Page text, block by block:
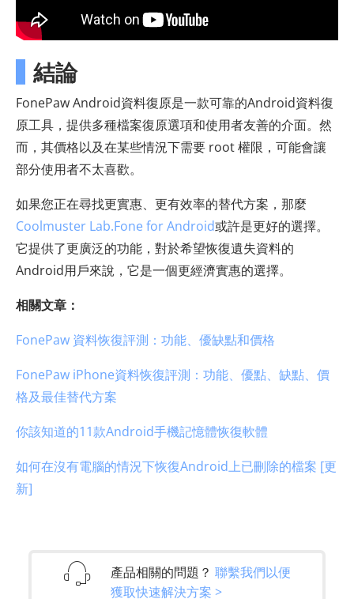
結論
FonePaw Android資料復原是一款可靠的Android資料復
原工具，提供多種檔案復原選項和使用者友善的介面。然
而，其價格以及在某些情況下需要 root 權限，可能會讓
部分使用者不太喜歡。
如果您正在尋找更實惠、更有效率的替代方案，那麼
Coolmuster Lab.Fone for Android或許是更好的選擇。
它提供了更廣泛的功能，對於希望恢復遺失資料的
Android用戶來說，它是一個更經濟實惠的選擇。
相關文章：
FonePaw 資料恢復評測：功能、優缺點和價格
FonePaw iPhone資料恢復評測：功能、優點、缺點、價
格及最佳替代方案
你該知道的11款Android手機記憶體恢復軟體
如何在沒有電腦的情況下恢復Android上已刪除的檔案 [更
新]
產品相關的問題？ 聯繫我們以便
獲取快速解決方案 >